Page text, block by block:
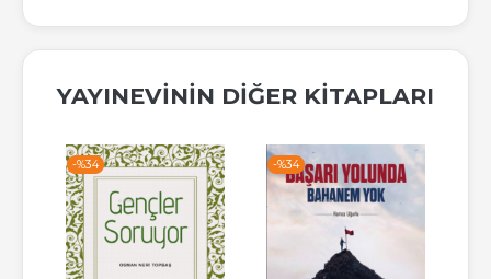
YAYINEVININ DIĞER KITAPLARI
-%34 -%34